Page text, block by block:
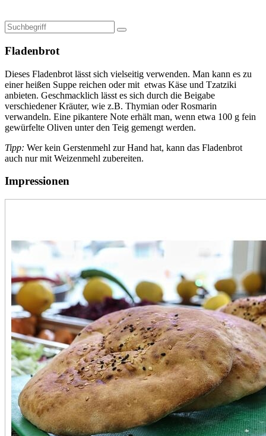
Fladenbrot
Dieses Fladenbrot lässt sich vielseitig verwenden. Man kann es zu
einer heißen Suppe reichen oder mit etwas Käse und Tzatziki
anbieten. Geschmacklich lässt es sich durch die Beigabe
verschiedener Kräuter, wie z.B. Thymian oder Rosmarin
verwandeln. Eine pikantere Note erhält man, wenn etwa 100 g fein
gewürfelte Oliven unter den Teig gemengt werden.
Tipp: Wer kein Gerstenmehl zur Hand hat, kann das Fladenbrot
auch nur mit Weizenmehl zubereiten.
Impressionen